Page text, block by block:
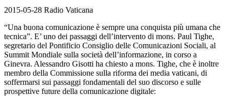
2015-05-28 Radio Vaticana
“Una buona comunicazione è sempre una conquista più umana che
tecnica”. E’ uno dei passaggi dell’intervento di mons. Paul Tighe,
segretario del Pontificio Consiglio delle Comunicazioni Sociali, al
Summit Mondiale sulla società dell’informazione, in corso a
Ginevra. Alessandro Gisotti ha chiesto a mons. Tighe, che è inoltre
membro della Commissione sulla riforma dei media vaticani, di
soffermarsi sui passaggi fondamentali del suo discorso e sulle
prospettive future della comunicazione digitale: